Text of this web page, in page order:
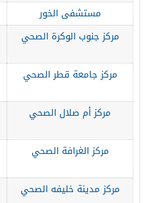
مستشفى الخور
مركز جنوب الوكرة الصحي
مركز جامعة قطر الصحي
مركز أم صلال الصحي
مركز الغرافة الصحي
مركز مدينة خليفه الصحي